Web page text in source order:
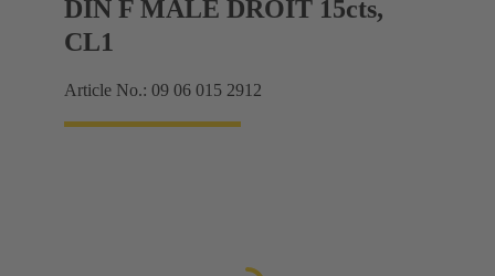
DIN F MALE DROIT 15cts,
CL1
Article No.: 09 06 015 2912